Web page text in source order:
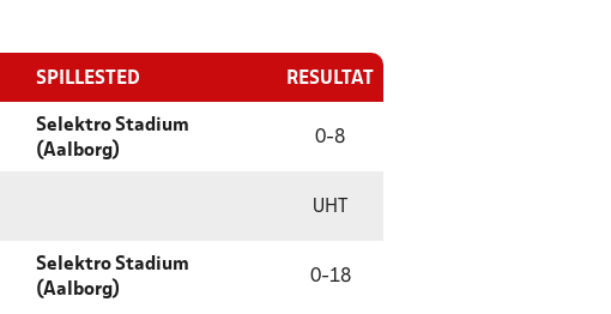
SPILLESTED RESULTAT
Selektro Stadium
(Aalborg)
0-8
UHT
Selektro Stadium
(Aalborg)
0-18